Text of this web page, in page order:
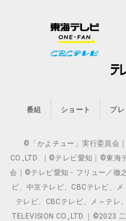
番組 ショート プ
©「かよチュー」実行委員会
CO.,LTD. ｜©テレビ愛知｜©東海
会｜©テレビ愛知・フリュー／徹
ビ、中京テレビ、CBCテレビ、
テレビ、CBCテレビ、メ～テ
TELEVISION CO.,LTD.｜©2023